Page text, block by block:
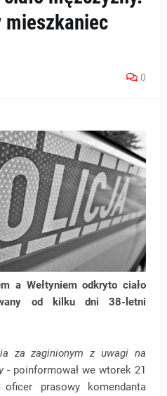
mieszkaniec
0
a Wełtyniem odkryto ciało
od kilku dni 38-letni
za zaginionym z uwagi na
- poinformował we wtorek 21
prasowy komendanta